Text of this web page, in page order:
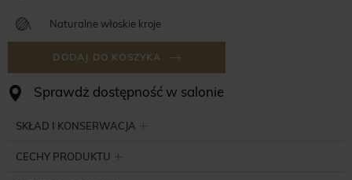
Naturalne włoskie kroje
DODAJ DO KOSZYKA
Sprawdż dostępność w salonie
SKŁAD I KONSERWACJA
CECHY PRODUKTU